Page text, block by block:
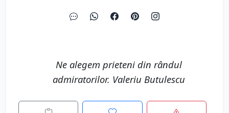
Ne alegem prieteni din rândul
admiratorilor. Valeriu Butulescu